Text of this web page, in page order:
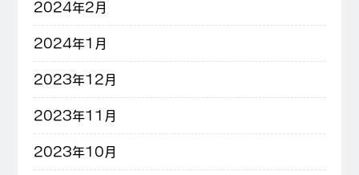
2024年2月
2024年1月
2023年12月
2023年11月
2023年10月